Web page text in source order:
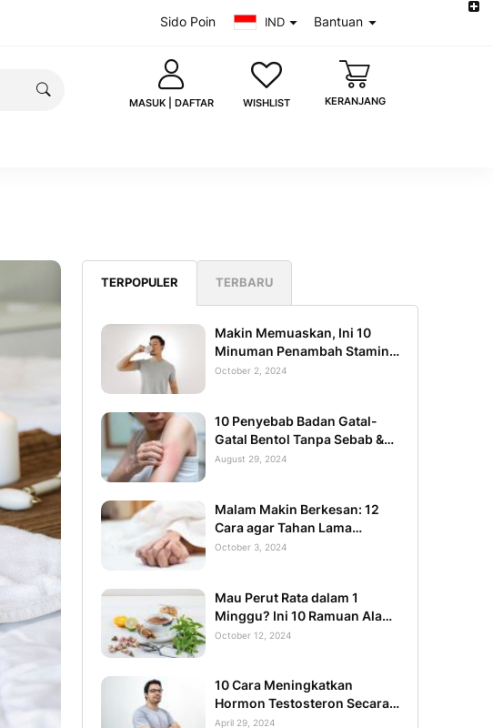
Sido Poin IND Bantuan
MASUK | DAFTAR
Belum punya akun? Daftar sekarang
Masuk dengan Google
WISHLIST KERANJANG
TERPOPULER
Makin Memuaskan, Ini 10
Minuman Penambah Stamina
Pria di Ranjang
October 2, 2024
10 Penyebab Badan Gatal-
Gatal Bentol Tanpa Sebab &
Solusinya
August 29, 2024
Malam Makin Berkesan: 12
Cara agar Tahan Lama
Berjam-jam
October 3, 2024
Mau Perut Rata dalam 1
Minggu? Ini 10 Ramuan Alami
yang Bisa Anda Coba!
October 12, 2024
10 Cara Meningkatkan
Hormon Testosteron Secara
Alami yang Aman
April 29, 2024
TERBARU